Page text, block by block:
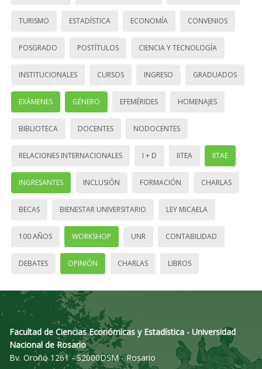
TURISMO ESTADÍSTICA ECONOMÍA CONVENIOS
POSGRADO POSTÍTULOS CIENCIA Y TECNOLOGÍA
INSTITUCIONALES CURSOS INGRESO GRADUADOS
EXÁMENES GÉNERO EFEMÉRIDES HOMENAJES
BIBLIOTECA DOCENTES NODOCENTES
RELACIONES INTERNACIONALES I + D IITEA IITAE
INGRESANTES INCLUSIÓN FORMACIÓN CHARLAS
BECAS BIENESTAR UNIVERSITARIO LEY MICAELA
100 AÑOS WORKSHOP UNR CONTABILIDAD
DEBATES OPINIÓN CHARLAS LIBROS
Facultad de Ciencias Económicas y Estadística - Universidad
Nacional de Rosario
Bv. Oroño 1261 - S2000DSM - Rosario